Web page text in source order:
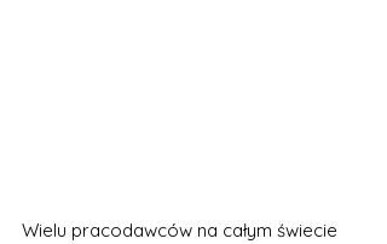
Wielu pracodawców na całym świecie